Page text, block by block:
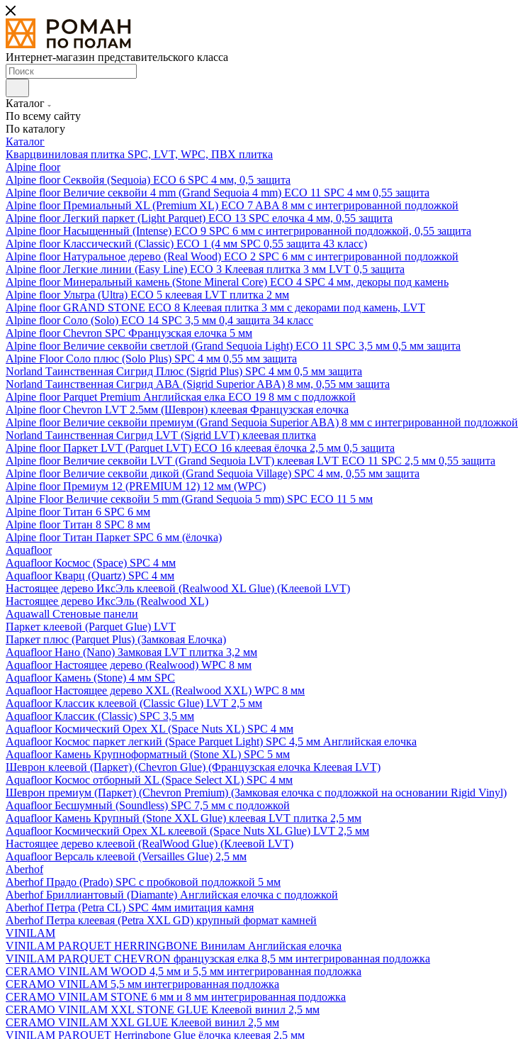
Интернет-магазин представительского класса
Каталог
По всему сайту
По каталогу
Каталог
Кварцвиниловая плитка SPC, LVT, WPC, ПВХ плитка
Alpine floor
Alpine floor Секвойя (Sequoia) ECO 6 SPC 4 мм, 0,5 защита
Alpine floor Величие секвойи 4 mm (Grand Sequoia 4 mm) ECO 11 SPC 4 мм 0,55 защита
Alpine floor Премиальный XL (Premium XL) ECO 7 ABA 8 мм с интегрированной подложкой
Alpine floor Легкий паркет (Light Parquet) ECO 13 SPC елочка 4 мм, 0,55 защита
Alpine floor Насыщенный (Intense) ECO 9 SPC 6 мм с интегрированной подложкой, 0,55 защита
Alpine floor Классический (Classic) ECO 1 (4 мм SPC 0,55 защита 43 класс)
Alpine floor Натуральное дерево (Real Wood) ECO 2 SPC 6 мм с интегрированной подложкой
Alpine floor Легкие линии (Easy Line) ECO 3 Клеевая плитка 3 мм LVT 0,5 защита
Alpine floor Минеральный камень (Stone Mineral Core) ECO 4 SPC 4 мм, декоры под камень
Alpine floor Ультра (Ultra) ECO 5 клеевая LVT плитка 2 мм
Alpine floor GRAND STONE ECO 8 Клеевая плитка 3 мм с декорами под камень, LVT
Alpine floor Соло (Solo) ECO 14 SPC 3,5 мм 0,4 защита 34 класс
Alpine floor Chevron SPC Французская елочка 5 мм
Alpine floor Величие секвойи светлой (Grand Sequoia Light) ECO 11 SPC 3,5 мм 0,5 мм защита
Alpine Floor Соло плюс (Solo Plus) SPC 4 мм 0,55 мм защита
Norland Таинственная Сигрид Плюс (Sigrid Plus) SPC 4 мм 0,5 мм защита
Norland Таинственная Сигрид АВА (Sigrid Superior ABA) 8 мм, 0,55 мм защита
Alpine floor Parquet Premium Английская елка ECO 19 8 мм с подложкой
Alpine floor Chevron LVT 2.5мм (Шеврон) клеевая Французская елочка
Alpine floor Величие секвойи премиум (Grand Sequoia Superior ABA) 8 мм с интегрированной подложкой
Norland Таинственная Сигрид LVT (Sigrid LVT) клеевая плитка
Alpine floor Паркет LVT (Parquet LVT) ECO 16 клеевая ёлочка 2,5 мм 0,5 защита
Alpine floor Величие секвойи LVT (Grand Sequoia LVT) клеевая LVT ECO 11 SPC 2,5 мм 0,55 защита
Alpine floor Величие секвойи дикой (Grand Sequoia Village) SPC 4 мм, 0,55 мм защита
Alpine floor Премиум 12 (PREMIUM 12) 12 мм (WPC)
Alpine Floor Величие секвойи 5 mm (Grand Sequoia 5 mm) SPC ECO 11 5 мм
Alpine floor Титан 6 SPC 6 мм
Alpine floor Титан 8 SPC 8 мм
Alpine floor Титан Паркет SPC 6 мм (ёлочка)
Aquafloor
Aquafloor Космос (Space) SPC 4 мм
Aquafloor Кварц (Quartz) SPC 4 мм
Настоящее дерево ИксЭль клеевой (Realwood XL Glue) (Клеевой LVT)
Настоящее дерево ИксЭль (Realwood XL)
Aquawall Стеновые панели
Паркет клеевой (Parquet Glue) LVT
Паркет плюс (Parquet Plus) (Замковая Елочка)
Aquafloor Нано (Nano) Замковая LVT плитка 3,2 мм
Aquafloor Настоящее дерево (Realwood) WPC 8 мм
Aquafloor Камень (Stone) 4 мм SPC
Aquafloor Настоящее дерево XXL (Realwood XXL) WPC 8 мм
Aquafloor Классик клеевой (Classic Glue) LVT 2,5 мм
Aquafloor Классик (Classic) SPC 3,5 мм
Aquafloor Космический Орех XL (Space Nuts XL) SPC 4 мм
Aquafloor Космос паркет легкий (Space Parquet Light) SPC 4,5 мм Английская елочка
Aquafloor Камень Крупноформатный (Stone XL) SPC 5 мм
Шеврон клеевой (Паркет) (Chevron Glue) (Французская елочка Клеевая LVT)
Aquafloor Космос отборный XL (Space Select XL) SPC 4 мм
Шеврон премиум (Паркет) (Chevron Premium) (Замковая елочка с подложкой на основании Rigid Vinyl)
Aquafloor Бесшумный (Soundless) SPC 7,5 мм с подложкой
Aquafloor Камень Крупный (Stone XXL Glue) клеевая LVT плитка 2,5 мм
Aquafloor Космический Орех XL клеевой (Space Nuts XL Glue) LVT 2,5 мм
Настоящее дерево клеевой (RealWood Glue) (Клеевой LVT)
Aquafloor Версаль клеевой (Versailles Glue) 2,5 мм
Aberhof
Aberhof Прадо (Prado) SPC с пробковой подложкой 5 мм
Aberhof Бриллиантовый (Diamante) Английская елочка с подложкой
Aberhof Петра (Petra CL) SPC 4мм имитация камня
Aberhof Петра клеевая (Petra XXL GD) крупный формат камней
VINILAM
VINILAM PARQUET HERRINGBONE Винилам Английская елочка
VINILAM PARQUET CHEVRON французская елка 8,5 мм интегрированная подложка
CERAMO VINILAM WOOD 4,5 мм и 5,5 мм интегрированная подложка
CERAMO VINILAM 5,5 мм интегрированная подложка
CERAMO VINILAM STONE 6 мм и 8 мм интегрированная подложка
CERAMO VINILAM XXL STONE GLUE Клеевой винил 2,5 мм
CERAMO VINILAM XXL GLUE Клеевой винил 2,5 мм
VINILAM PARQUET Herringbone Glue ёлочка клеевая 2,5 мм